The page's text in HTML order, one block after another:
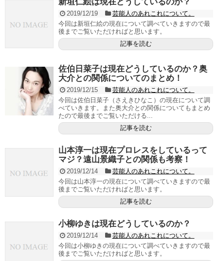
2019/12/19
芸能人のあれこれについて。
今回は新垣仁絵の現在について調べていきますので最
後までご覧いただければと思います。
記事を読む
佐伯日菜子は現在どうしているのか？奥
大介との関係についてのまとめ！
2019/12/15
芸能人のあれこれについて。
今回は佐伯日菜子（さえきひなこ）の現在について調
べていきます。また奥大介との関係についてもまとめ
たので最後までご覧いただける...
記事を読む
山本淳一は現在プロレスをしているって
マジ？遠山景織子との関係も考察！
2019/12/14
芸能人のあれこれについて。
今回は山本淳一の現在について調べていきますので最
後までご覧いただければと思います。
記事を読む
小柳ゆきは現在どうしているのか？
2019/12/14
芸能人のあれこれについて。
今回は小柳ゆきの現在について調べていきますので最
後までご覧いただければと思います。